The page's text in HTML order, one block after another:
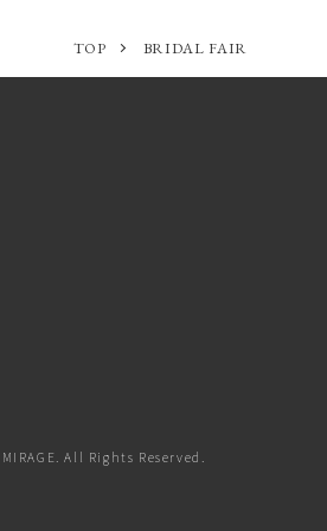
TOP BRIDAL FAIR
All Rights Reserved.